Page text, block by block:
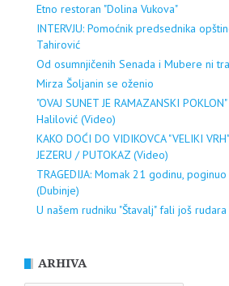
Etno restoran "Dolina Vukova"
INTERVJU: Pomoćnik predsednika
Tahirović
Od osumnjičenih Senada i Mubere ni
Mirza Šoljanin se oženio
"OVAJ SUNET JE RAMAZANSKI
Halilović (Video)
KAKO DOĆI DO VIDIKOVCA "VELIKI
JEZERU / PUTOKAZ (Video)
TRAGEDIJA: Momak 21 godinu,
(Dubinje)
U našem rudniku "Štavalj" fali još rudara
ARHIVA